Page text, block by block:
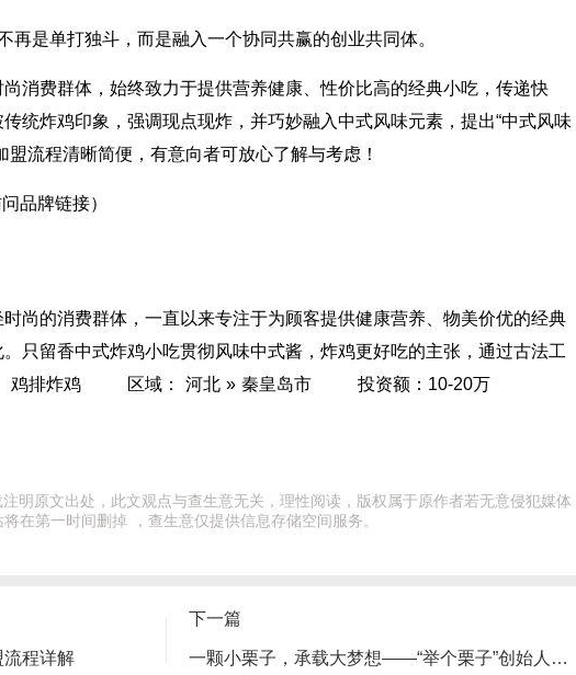
再是单打独斗，而是融入一个协同共赢的创业共同体。
消费群体，始终致力于提供营养健康、性价比高的经典小吃，传递快
统炸鸡印象，强调现点现炸，并巧妙融入中式风味元素，提出“中式风味
盟流程清晰简便，有意向者可放心了解与考虑！
品牌链接）
的消费群体，一直以来专注于为顾客提供健康营养、物美价优的经典
只留香中式炸鸡小吃贯彻风味中式酱，炸鸡更好吃的主张，通过古法工
： 鸡排炸鸡 区域： 河北 » 秦皇岛市 投资额：10-20万
明原文出处，此文观点与查生意无关，理性阅读，版权属于原作者若无意侵犯媒体
在第一时间删掉 ，查生意仅提供信息存储空间服务。
流程详解
下一篇
一颗小栗子，承载大梦想——“举个栗子”创始人乔志忠的创业征程